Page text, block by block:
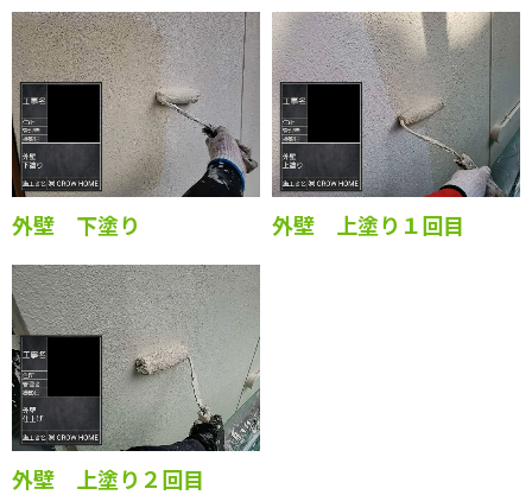
外壁 下塗り 外壁 上塗り１回目
外壁 上塗り２回目